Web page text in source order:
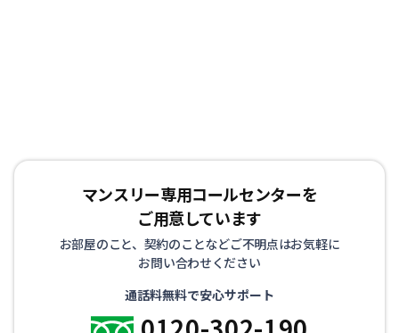
マンスリー専用コールセンターを
ご用意しています
お部屋のこと、契約のことなどご不明点はお気軽に
お問い合わせください
通話料無料で安心サポート